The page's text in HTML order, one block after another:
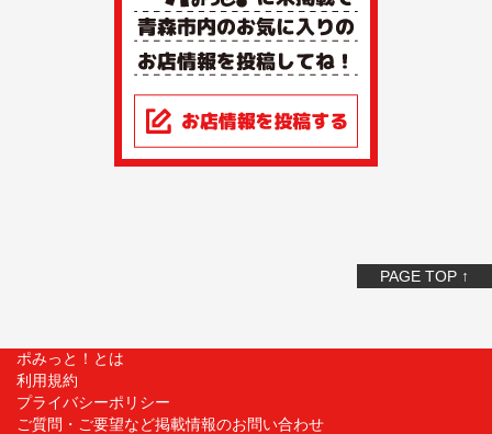
PAGE TOP ↑
ポみっと！とは
利用規約
プライバシーポリシー
ご質問・ご要望など掲載情報のお問い合わせ